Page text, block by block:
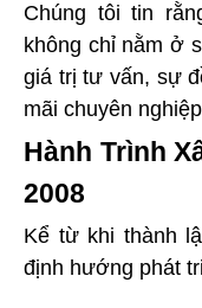
Chúng tôi tin
không chỉ nằm ở
giá trị tư vấn, sự
mãi chuyên
Hành Trình
2008
Kể từ khi thành
định hướng phát